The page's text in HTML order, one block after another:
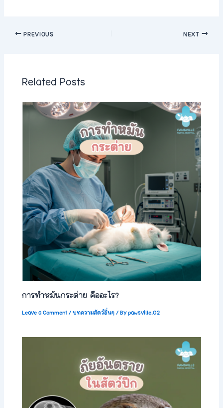
PREVIOUS NEXT
Related Posts
การทำหมันกระต่าย คืออะไร?
Leave a Comment/บทความสัตว์อื่นๆ/ Bypawsville.02